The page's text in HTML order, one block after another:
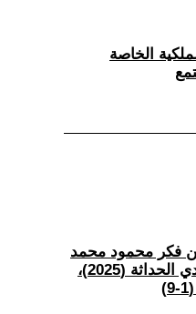
الخاصة
عن فكر محمود محمد
طه- كتاب: الإسلام المعاصر وتحدي الحداثة (2025)،